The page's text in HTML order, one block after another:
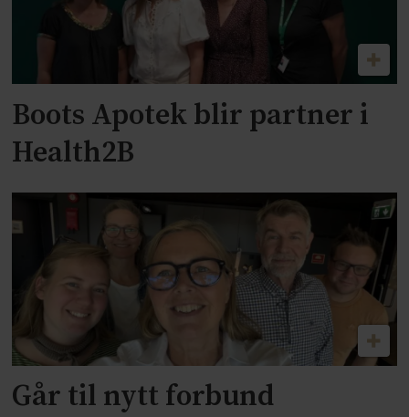
Boots Apotek blir partner i
Health2B
Går til nytt forbund